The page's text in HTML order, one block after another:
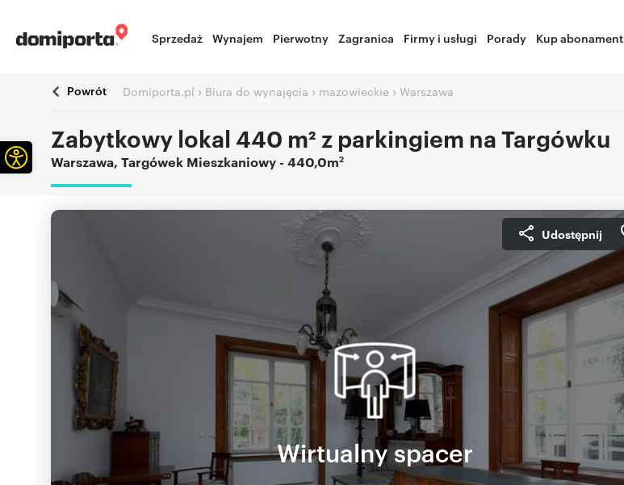
Sprzedaż Wynajem Pierwotny Zagranica Firmy i usługi Porady Kup abonament
Powrót Domiporta.pl › Biura do wynajęcia › mazowieckie › Warszawa
Zabytkowy lokal 440 m² z parkingiem na Targówku
Warszawa, Targówek Mieszkaniowy - 440,0m2
Udostępnij
Wirtualny spacer
Otwórz pasek narzędzi